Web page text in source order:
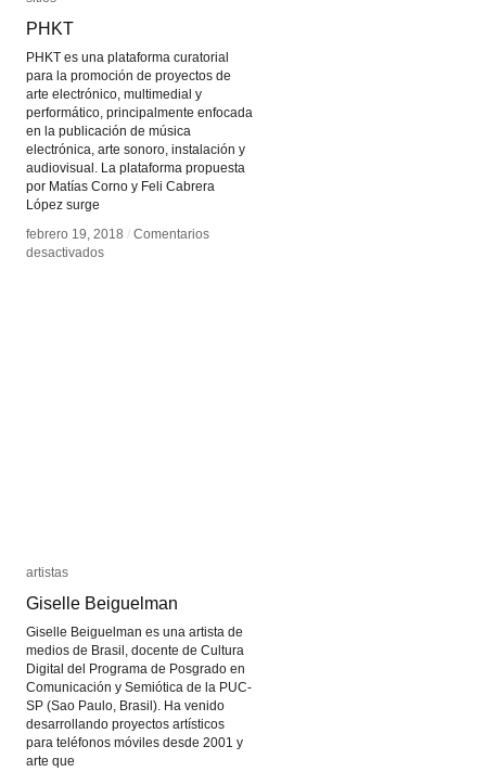
PHKT
PHKT es una plataforma curatorial
para la promoción de proyectos de
arte electrónico, multimedial y
performático, principalmente enfocada
en la publicación de música
electrónica, arte sonoro, instalación y
audiovisual. La plataforma propuesta
por Matías Corno y Feli Cabrera
López surge
febrero 19, 2018 / Comentarios
desactivadosen
PHKT
febrero 19, 2018 / Comentarios
desactivadosen
artistas
Giselle Beiguelman
Giselle Beiguelman es una artista de
medios de Brasil, docente de Cultura
Digital del Programa de Posgrado en
Comunicación y Semiótica de la PUC-
SP (Sao Paulo, Brasil). Ha venido
desarrollando proyectos artísticos
para teléfonos móviles desde 2001 y
arte que
artistas
Giselle Beiguelman